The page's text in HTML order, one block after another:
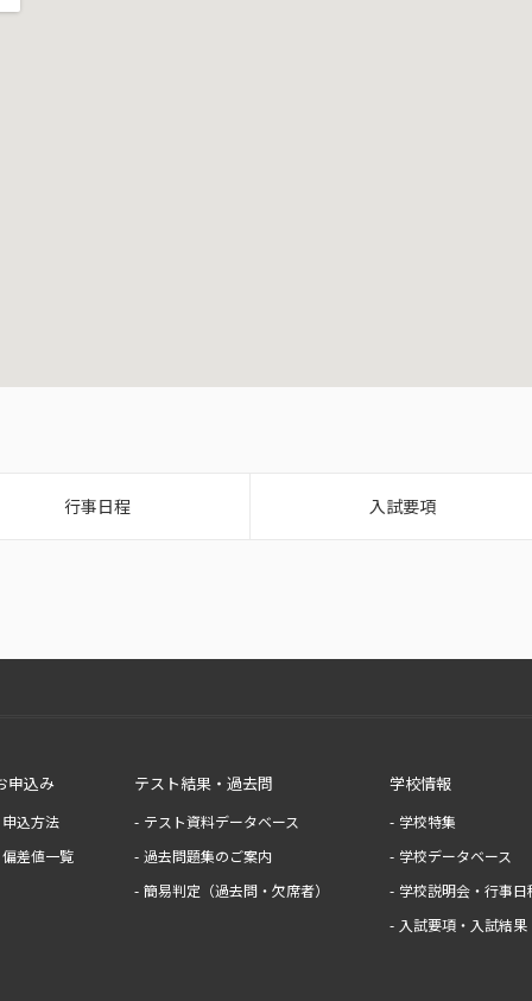
行事日程 入試要項
申込み
申込方法
偏差値一覧
テスト結果・過去問
テスト資料データベース
過去問題集のご案内
簡易判定（過去問・欠席者）
学校情報
学校特集
学校データベース
学校説明会・行事日
入試要項・入試結果